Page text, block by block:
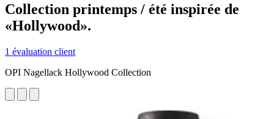
Collection printemps / été inspirée de
«Hollywood».
1 évaluation client
OPI Nagellack Hollywood Collection